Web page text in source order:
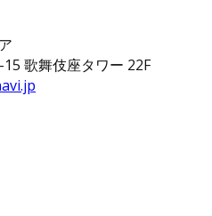
歌舞伎座タワー 22F